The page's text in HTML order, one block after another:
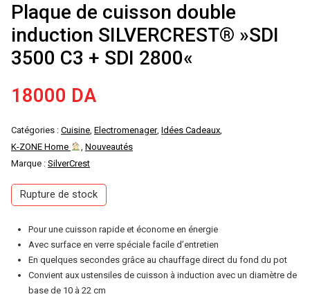
Plaque de cuisson double
induction SILVERCREST® »SDI
3500 C3 + SDI 2800«
18000 DA
Catégories : Cuisine, Electromenager, Idées Cadeaux,
K-ZONE Home
, Nouveautés
Marque : SilverCrest
Rupture de stock
Pour une cuisson rapide et économe en énergie
Avec surface en verre spéciale facile d’entretien
En quelques secondes grâce au chauffage direct du fond du pot
Convient aux ustensiles de cuisson à induction avec un diamètre de
base de 10 à 22 cm